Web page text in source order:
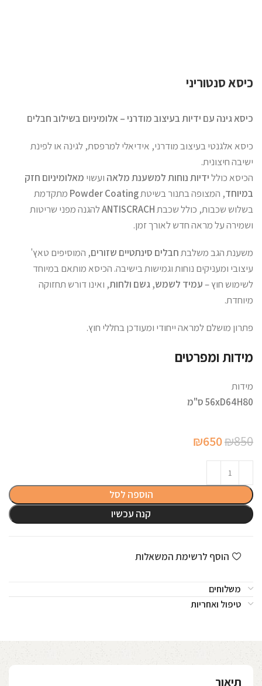
כיסא סנטוריני
כיסא גינה עם ידיות בעיצוב מודרני – אלומיניום בשילוב חבלים
כיסא אלגנטי בעיצוב מודרני, אידיאלי למרפסת, לגינה או לפינת
ישיבה חיצונית.
הכיסא כוללידיות נוחות למשענת מלאה ועשוי מאלומיניום חזק
במיוחד, המצופה בתנור בשיטתPowder Coating מתקדמת
בשלוש שכבות, כולל שכבתANTISCRACHלהגנה מפני שריטות
ושמירה על מראה חדש לאורך זמן.
משענת הגב משלבתחבלים סינתטיים שזורים, המוסיפים טאץ'
עיצובי ומעניקים נוחות וגמישות בישיבה. הכיסא מותאם במיוחד
לשימוש חוץ –עמיד לשמש, גשם ולחות, ואינו דורש תחזוקה
מיוחדת.
פתרון מושלם למראה ייחודי ומעודכן בחללי חוץ.
מידות ומפרטים
מידות
56xD64H80 ס"מ
₪850
המחיר
₪850.
₪650
₪650.
הוספה לסל
קנה עכשיו
הוסף לרשימת המשאלות
משלוחים
טיפול ואחריות
תיאור